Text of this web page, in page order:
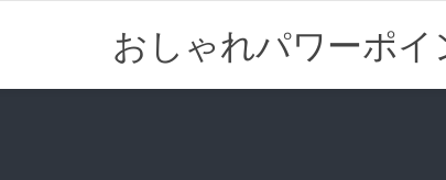
おしゃれパワーポイ